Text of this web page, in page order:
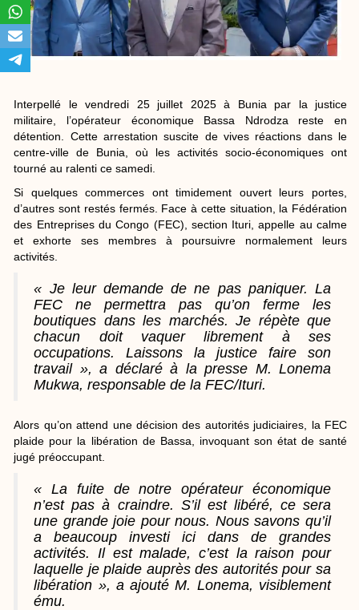
Interpellé le vendredi 25 juillet 2025 à Bunia par la justice
militaire, l’opérateur économique Bassa Ndrodza reste en
détention. Cette arrestation suscite de vives réactions dans le
centre-ville de Bunia, où les activités socio-économiques ont
tourné au ralenti ce samedi.
Si quelques commerces ont timidement ouvert leurs portes,
d’autres sont restés fermés. Face à cette situation, la Fédération
des Entreprises du Congo (FEC), section Ituri, appelle au calme
et exhorte ses membres à poursuivre normalement leurs
activités.
« Je leur demande de ne pas paniquer. La
FEC ne permettra pas qu’on ferme les
boutiques dans les marchés. Je répète que
chacun doit vaquer librement à ses
occupations. Laissons la justice faire son
travail », a déclaré à la presse M. Lonema
Mukwa, responsable de la FEC/Ituri.
Alors qu’on attend une décision des autorités judiciaires, la FEC
plaide pour la libération de Bassa, invoquant son état de santé
jugé préoccupant.
« La fuite de notre opérateur économique
n’est pas à craindre. S’il est libéré, ce sera
une grande joie pour nous. Nous savons qu’il
a beaucoup investi ici dans de grandes
activités. Il est malade, c’est la raison pour
laquelle je plaide auprès des autorités pour sa
libération », a ajouté M. Lonema, visiblement
ému.